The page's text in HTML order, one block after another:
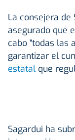
La consejera de
asegurado que
cabo "todas las
garantizar el
estatal que
Sagardui ha